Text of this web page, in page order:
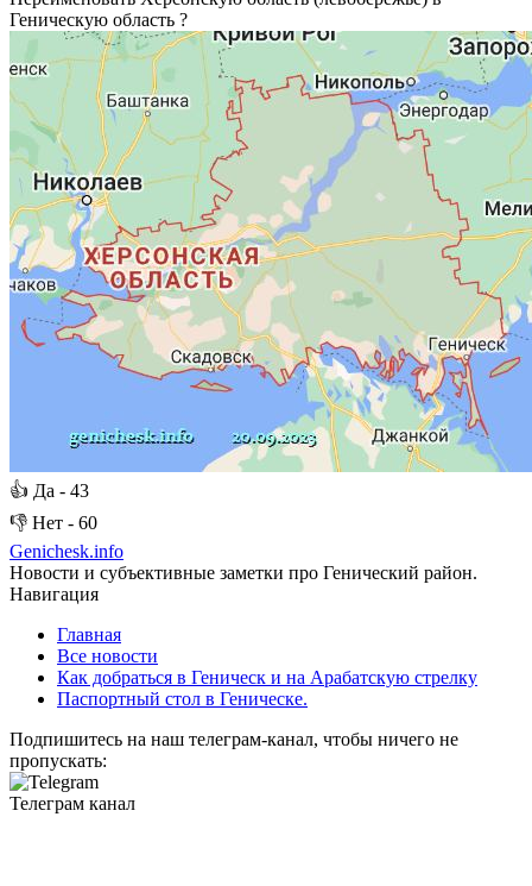
Геническую область ?
👍 Да - 43
👎 Нет - 60
Genichesk.info
Новости и субъективные заметки про Генический район.
Навигация
Главная
Все новости
Как добраться в Геническ и на Арабатскую стрелку
Паспортный стол в Геническе.
Подпишитесь на наш телеграм-канал, чтобы ничего не
пропускать:
Телеграм канал